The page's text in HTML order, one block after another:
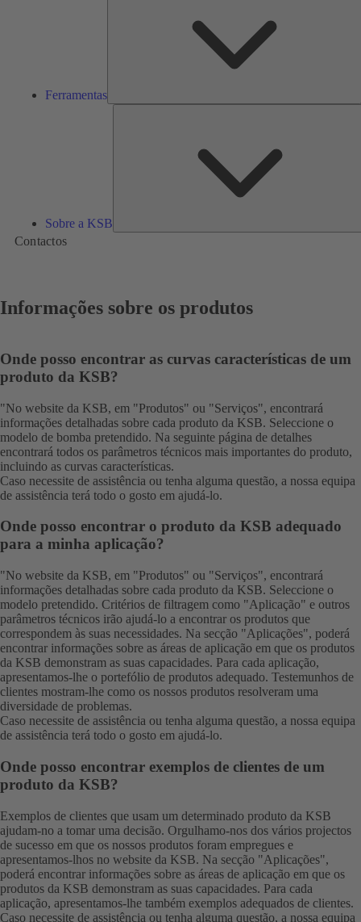
Ferramentas
Sobre a KSB
Contactos
Informações sobre os produtos
Onde posso encontrar as curvas características de um
produto da KSB?
"No website da KSB, em "Produtos" ou "Serviços", encontrará
informações detalhadas sobre cada produto da KSB. Seleccione o
modelo de bomba pretendido. Na seguinte página de detalhes
encontrará todos os parâmetros técnicos mais importantes do produto,
incluindo as curvas características.
Caso necessite de assistência ou tenha alguma questão, a nossa equipa
de assistência terá todo o gosto em ajudá-lo.
Onde posso encontrar o produto da KSB adequado
para a minha aplicação?
"No website da KSB, em "Produtos" ou "Serviços", encontrará
informações detalhadas sobre cada produto da KSB. Seleccione o
modelo pretendido. Critérios de filtragem como "Aplicação" e outros
parâmetros técnicos irão ajudá-lo a encontrar os produtos que
correspondem às suas necessidades. Na secção "Aplicações", poderá
encontrar informações sobre as áreas de aplicação em que os produtos
da KSB demonstram as suas capacidades. Para cada aplicação,
apresentamos-lhe o portefólio de produtos adequado. Testemunhos de
clientes mostram-lhe como os nossos produtos resolveram uma
diversidade de problemas.
Caso necessite de assistência ou tenha alguma questão, a nossa equipa
de assistência terá todo o gosto em ajudá-lo.
Onde posso encontrar exemplos de clientes de um
produto da KSB?
Exemplos de clientes que usam um determinado produto da KSB
ajudam-no a tomar uma decisão. Orgulhamo-nos dos vários projectos
de sucesso em que os nossos produtos foram empregues e
apresentamos-lhos no website da KSB. Na secção "Aplicações",
poderá encontrar informações sobre as áreas de aplicação em que os
produtos da KSB demonstram as suas capacidades. Para cada
aplicação, apresentamos-lhe também exemplos adequados de clientes.
Caso necessite de assistência ou tenha alguma questão, a nossa equipa